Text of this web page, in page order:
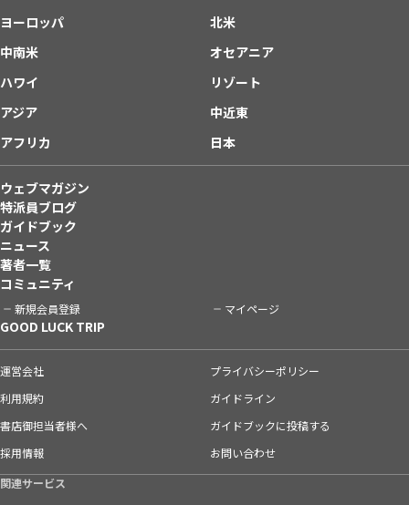
ヨーロッパ
北米
中南米
オセアニア
ハワイ
リゾート
アジア
中近東
アフリカ
日本
ウェブマガジン
特派員ブログ
ガイドブック
ニュース
著者一覧
コミュニティ
新規会員登録 マイページ
GOOD LUCK TRIP
運営会社
プライバシーポリシー
利用規約
ガイドライン
書店御担当者様へ
ガイドブックに投稿する
採用情報
お問い合わせ
関連サービス